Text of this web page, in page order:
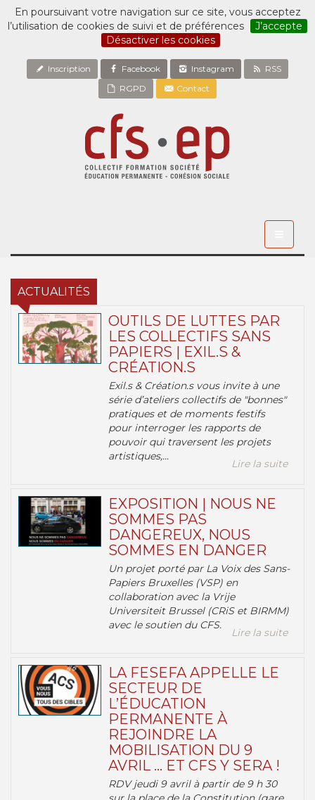
En poursuivant votre navigation sur ce site, vous acceptez
l’utilisation de cookies de suivi et de préférences
J’accepte
Désactiver les cookies
Inscription Facebook Instagram
RSS
RGPD
Contact
ACTUALITÉS
OUTILS DE LUTTES PAR
LES COLLECTIFS SANS
PAPIERS | EXIL.S &
CRÉATION.S
Exil.s & Création.s vous invite à une
série d’ateliers collectifs de "bonnes"
pratiques et de moments festifs
pour interroger les rapports de
pouvoir qui traversent les projets
artistiques,...
Lire la suite
EXPOSITION | NOUS NE
SOMMES PAS
DANGEREUX, NOUS
SOMMES EN DANGER
Un projet porté par La Voix des Sans-
Papiers Bruxelles (VSP) en
collaboration avec la Vrije
Universiteit Brussel (CRiS et BIRMM)
avec le soutien du CFS.
Lire la suite
LA FESEFA APPELLE LE
SECTEUR DE
L’ÉDUCATION
PERMANENTE À
REJOINDRE LA
MOBILISATION DU 9
AVRIL … ET CFS Y SERA !
RDV jeudi 9 avril à partir de 9 h 30